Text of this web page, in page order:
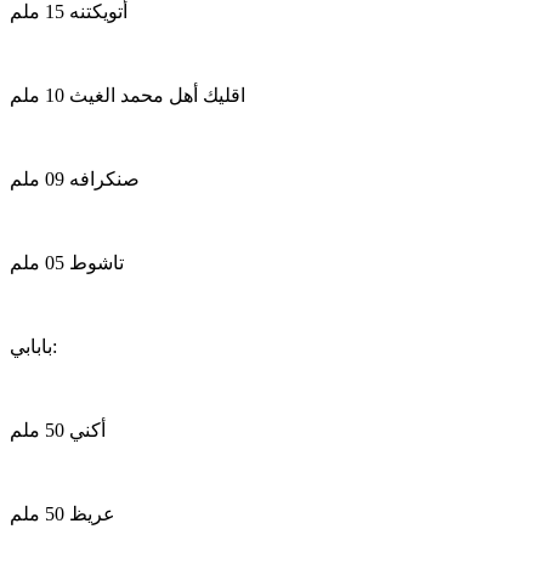
أتويكتنه 15 ملم
اقليك أهل محمد الغيث 10 ملم
صنكرافه 09 ملم
تاشوط 05 ملم
بابابي:
أكني 50 ملم
عريظ 50 ملم